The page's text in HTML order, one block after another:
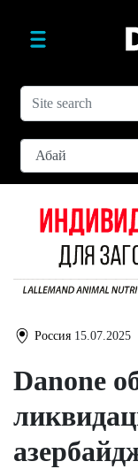
Россия 15.07.2025
Danone